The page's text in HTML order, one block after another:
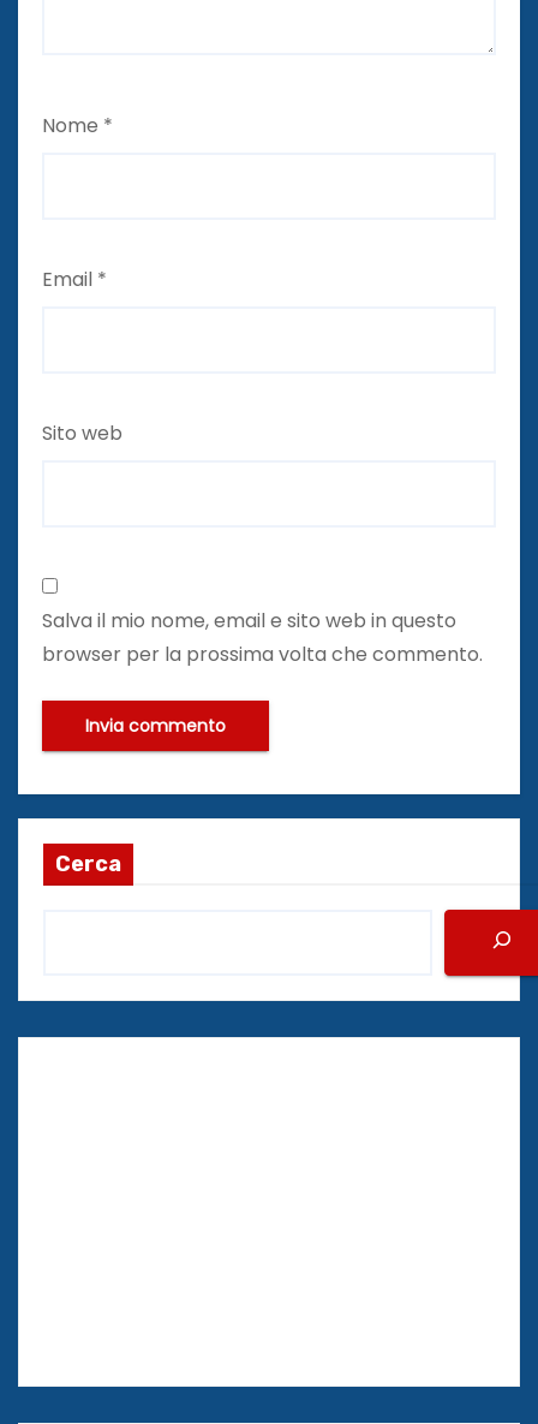
Nome *
Email *
Sito web
Salva il mio nome, email e sito web in questo
browser per la prossima volta che commento.
Cerca